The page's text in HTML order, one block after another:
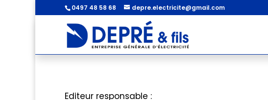
0497 48 58 68 depre.electricite@gmail.com
Editeur responsable :